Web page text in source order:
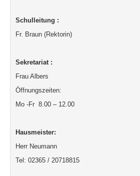
Schulleitung :
Fr. Braun (Rektorin)
Sekretariat :
Frau Albers
Öffnungszeiten:
Mo -Fr 8.00 – 12.00
Hausmeister:
Herr Neumann
Tel: 02365 / 20718815